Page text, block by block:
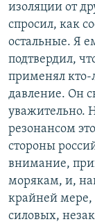
изоляции от
спросил, как
остальные. Я
подтвердил,
применял кто-
давление. Он
уважительно.
резонансом
стороны
внимание,
морякам, и,
крайней мере,
силовых,